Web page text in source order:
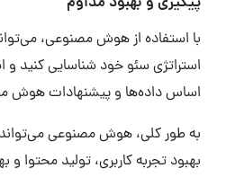
با استفاده از هوش مصنوعی،
استراتژی سئو خود شناسایی کنید و
اساس داده‌ها و پیشنهادات هوش
به طور کلی، هوش مصنوعی می‌تواند
بهبود تجربه کاربری، تولید محتوا